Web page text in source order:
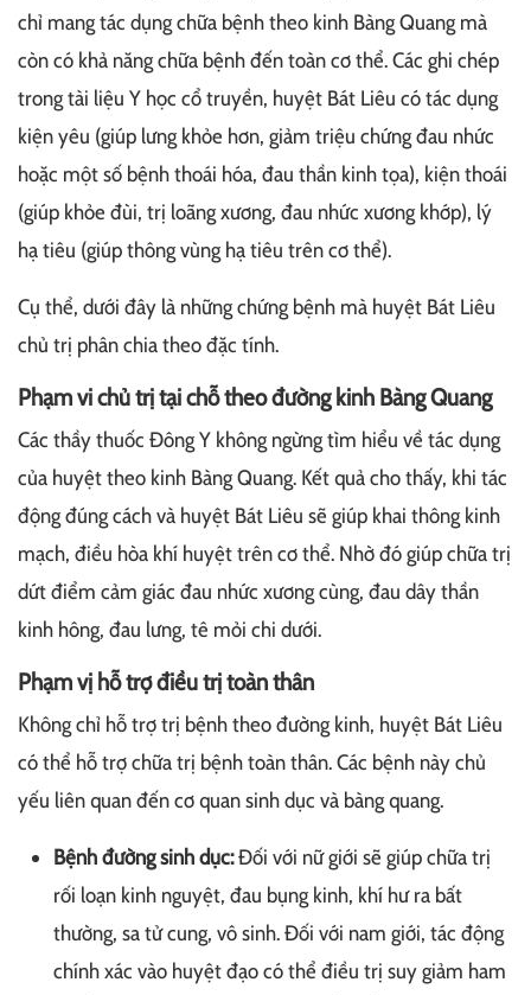
chỉ mang tác dụng chữa bệnh theo kinh Bàng Quang mà
còn có khả năng chữa bệnh đến toàn cơ thể. Các ghi chép
trong tài liệu Y học cổ truyền, huyệt Bát Liêu có tác dụng
kiện yêu (giúp lưng khỏe hơn, giảm triệu chứng đau nhức
hoặc một số bệnh thoái hóa, đau thần kinh tọa), kiện thoái
(giúp khỏe đùi, trị loãng xương, đau nhức xương khớp), lý
hạ tiêu (giúp thông vùng hạ tiêu trên cơ thể).
Cụ thể, dưới đây là những chứng bệnh mà huyệt Bát Liêu
chủ trị phân chia theo đặc tính.
Phạm vi chủ trị tại chỗ theo đường kinh Bàng Quang
Các thầy thuốc Đông Y không ngừng tìm hiểu về tác dụng
của huyệt theo kinh Bàng Quang. Kết quả cho thấy, khi tác
động đúng cách và huyệt Bát Liêu sẽ giúp khai thông kinh
mạch, điều hòa khí huyệt trên cơ thể. Nhờ đó giúp chữa trị
dứt điểm cảm giác đau nhức xương cùng, đau dây thần
kinh hông, đau lưng, tê mỏi chi dưới.
Phạm vị hỗ trợ điều trị toàn thân
Không chỉ hỗ trợ trị bệnh theo đường kinh, huyệt Bát Liêu
có thể hỗ trợ chữa trị bệnh toàn thân. Các bệnh này chủ
yếu liên quan đến cơ quan sinh dục và bàng quang.
Bệnh đường sinh dục:Đối với nữ giới sẽ giúp chữa trị
rối loạn kinh nguyệt, đau bụng kinh, khí hư ra bất
thường, sa tử cung, vô sinh. Đối với nam giới, tác động
chính xác vào huyệt đạo có thể điều trị suy giảm ham